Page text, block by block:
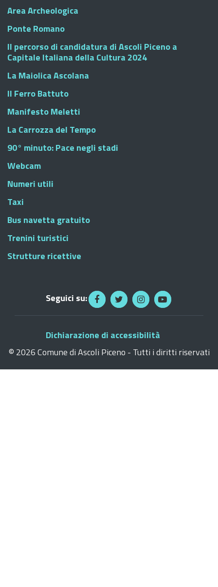
Area Archeologica
Ponte Romano
Il percorso di candidatura di Ascoli Piceno a
Capitale Italiana della Cultura 2024
La Maiolica Ascolana
Il Ferro Battuto
Manifesto Meletti
La Carrozza del Tempo
90° minuto: Pace negli stadi
Webcam
Numeri utili
Taxi
Bus navetta gratuito
Trenini turistici
Strutture ricettive
Seguici su:
Dichiarazione di accessibilità
© 2026 Comune di Ascoli Piceno - Tutti i diritti riservati